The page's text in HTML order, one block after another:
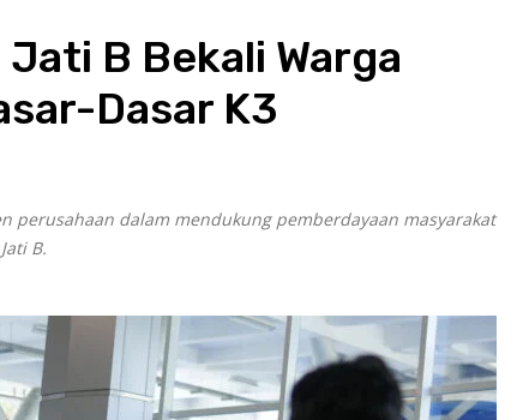
B Bekali Warga
Dasar K3
perusahaan dalam mendukung pemberdayaan masyarakat
B.